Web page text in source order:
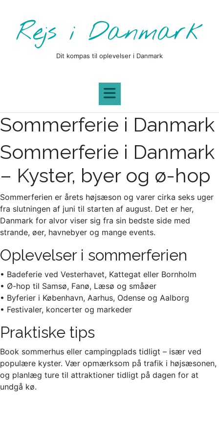
contentRejs i Danmark
Dit kompas til oplevelser i Danmark
Sommerferie i Danmark
Sommerferie i Danmark
– Kyster, byer og ø-hop
Sommerferien er årets højsæson og varer cirka seks uger
fra slutningen af juni til starten af august. Det er her,
Danmark for alvor viser sig fra sin bedste side med
strande, øer, havnebyer og mange events.
Oplevelser i sommerferien
• Badeferie ved Vesterhavet, Kattegat eller Bornholm
• Ø-hop til Samsø, Fanø, Læsø og småøer
• Byferier i København, Aarhus, Odense og Aalborg
• Festivaler, koncerter og markeder
Praktiske tips
Book sommerhus eller campingplads tidligt – især ved
populære kyster. Vær opmærksom på trafik i højsæsonen,
og planlæg ture til attraktioner tidligt på dagen for at
undgå kø.